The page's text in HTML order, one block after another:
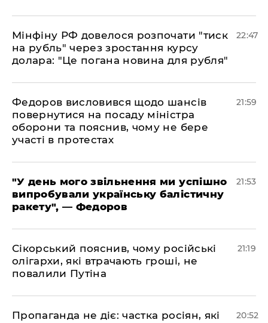
​Мінфіну РФ довелося розпочати "тиск
на рубль" через зростання курсу
долара: "Це погана новина для рубля"
22:47
​Федоров висловився щодо шансів
повернутися на посаду міністра
оборони та пояснив, чому не бере
участі в протестах
21:59
​"У день мого звільнення ми успішно
випробували українську балістичну
ракету", — Федоров
21:53
​Сікорський пояснив, чому російські
олігархи, які втрачають гроші, не
повалили Путіна
21:19
​Пропаганда не діє: частка росіян, які
20:52